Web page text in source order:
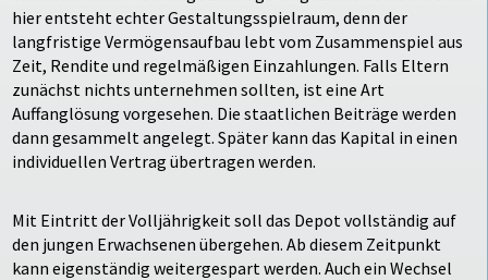
hier entsteht echter Gestaltungsspielraum, denn der
langfristige Vermögensaufbau lebt vom Zusammenspiel aus
Zeit, Rendite und regelmäßigen Einzahlungen. Falls Eltern
zunächst nichts unternehmen sollten, ist eine Art
Auffanglösung vorgesehen. Die staatlichen Beiträge werden
dann gesammelt angelegt. Später kann das Kapital in einen
individuellen Vertrag übertragen werden.
Mit Eintritt der Volljährigkeit soll das Depot vollständig auf
den jungen Erwachsenen übergehen. Ab diesem Zeitpunkt
kann eigenständig weitergespart werden. Auch ein Wechsel